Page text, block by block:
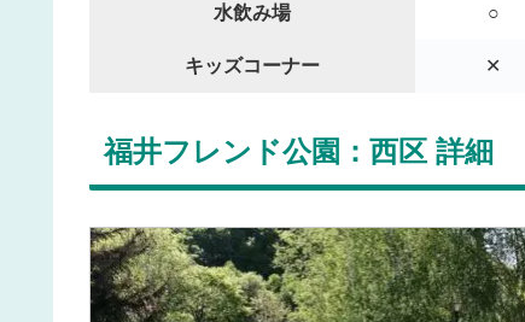
水飲み場 ○
キッズコーナー ✕
福井フレンド公園：西区 詳細